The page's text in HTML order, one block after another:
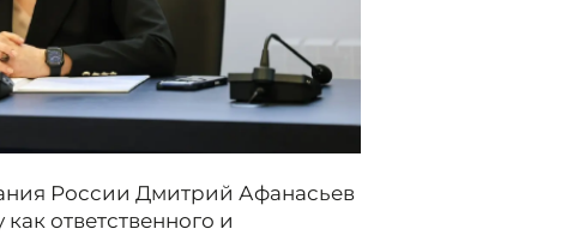
России Дмитрий Афанасьев
ответственного и